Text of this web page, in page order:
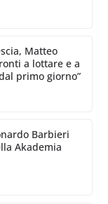
Matteo
a lottare e a
primo giorno”
Barbieri
Akademia